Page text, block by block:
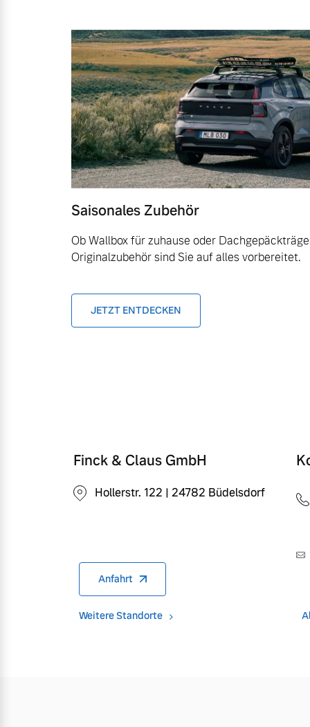
Saisonales Zubehör
Ob Wallbox für zuhause oder
Originalzubehör sind Sie auf alles vorbereitet.
JETZT ENTDECKEN
Finck & Claus GmbH
Hollerstr. 122 | 24782 Büdelsdorf
Anfahrt
Weitere Standorte